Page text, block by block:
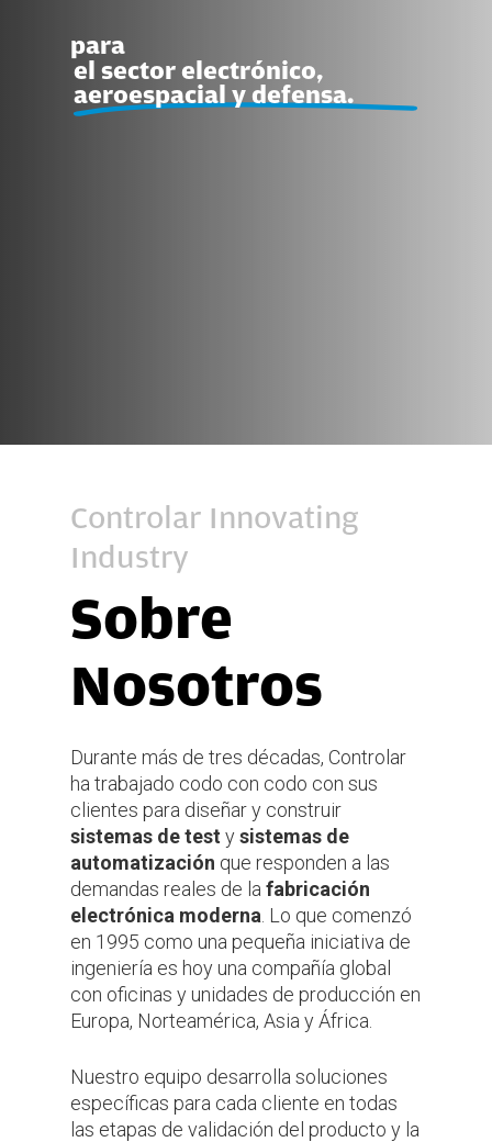
para
el sector electrónico,
aeroespacial y defensa.
Controlar Innovating
Industry
Sobre
Nosotros
Durante más de tres décadas, Controlar
ha trabajado codo con codo con sus
clientes para diseñar y construir
sistemas de test ysistemas de
automatización que responden a las
demandas reales de la fabricación
electrónica moderna . Lo que comenzó
en 1995 como una pequeña iniciativa de
ingeniería es hoy una compañía global
con oficinas y unidades de producción en
Europa, Norteamérica, Asia y África.
Nuestro equipo desarrolla soluciones
específicas para cada cliente en todas
las etapas de validación del producto y la